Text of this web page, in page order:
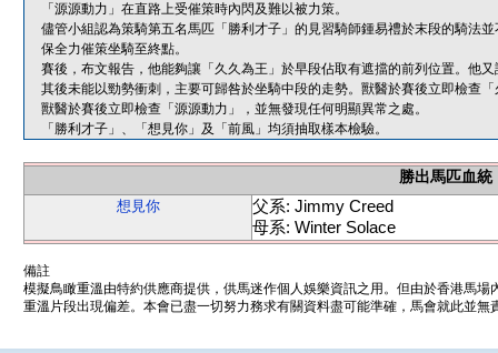
「源源動力」在直路上受催策時內閃及難以被力策。
儘管小組認為策騎第五名馬匹「勝利才子」的見習騎師鍾易禮於末段的騎法
保全力催策坐騎至終點。
賽後，布文報告，他能夠讓「久久為王」於早段佔取有遮擋的前列位置。他
其後未能以勁勢衝刺，主要可歸咎於坐騎中段的走勢。獸醫於賽後立即檢查
獸醫於賽後立即檢查「源源動力」，並無發現任何明顯異常之處。
「勝利才子」、「想見你」及「前風」均須抽取樣本檢驗。
勝出馬匹血統
想見你
父系: Jimmy Creed
母系: Winter Solace
備註
模擬鳥瞰重溫由特約供應商提供，供馬迷作個人娛樂資訊之用。但由於香港馬
重溫片段出現偏差。本會已盡一切努力務求有關資料盡可能準確，馬會就此並